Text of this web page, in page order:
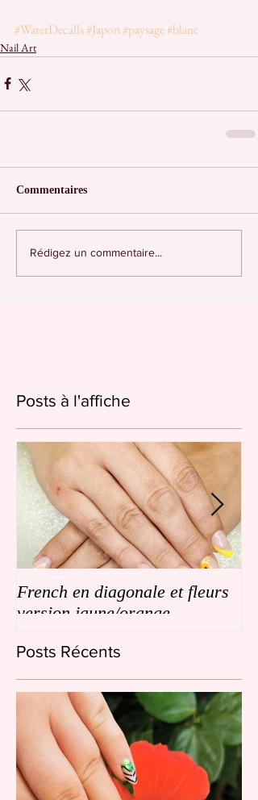
#WaterDecalls#Japon#paysage#blanc
Nail Art
Commentaires
Rédigez un commentaire...
Posts à l'affiche
French en diagonale et fleurs
version jaune/orange
Posts Récents